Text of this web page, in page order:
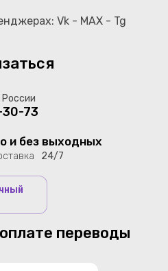
Vk - MAX - Tg
73
и без выходных
24/7
переводы